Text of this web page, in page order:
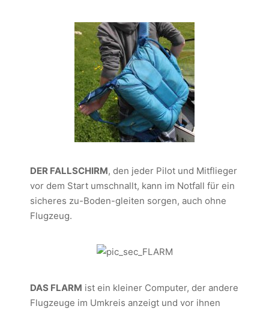
DER FALLSCHIRM, den jeder Pilot und Mitflieger
vor dem Start umschnallt, kann im Notfall für ein
sicheres zu-Boden-gleiten sorgen, auch ohne
Flugzeug.
DAS FLARM ist ein kleiner Computer, der andere
Flugzeuge im Umkreis anzeigt und vor ihnen